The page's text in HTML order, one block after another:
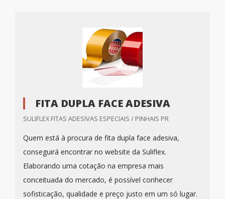
FITA DUPLA FACE ADESIVA
SULIFLEX FITAS ADESIVAS ESPECIAIS / PINHAIS PR
Quem está à procura de fita dupla face adesiva,
conseguirá encontrar no website da Suliflex.
Elaborando uma cotação na empresa mais
conceituada do mercado, é possível conhecer
sofisticação, qualidade e preço justo em um só lugar.